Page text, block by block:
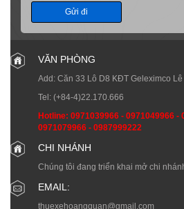
Gửi đi
VĂN PHÒNG
Add: Căn 33 Lô D8 KĐT Geleximco
Tel: (+84-4)22.170.666
Hotline: 0971039966 - 0971049966 -
0971079966 - 0987999222
CHI NHÁNH
Chúng tôi đang triển khai mở chi
EMAIL:
thuexehoangquan@gmail.com